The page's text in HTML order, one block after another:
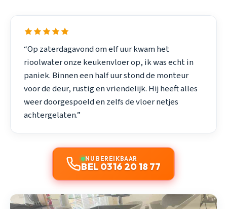
“Op zaterdagavond om elf uur kwam het
rioolwater onze keukenvloer op, ik was echt in
paniek. Binnen een half uur stond de monteur
voor de deur, rustig en vriendelijk. Hij heeft alles
weer doorgespoeld en zelfs de vloer netjes
achtergelaten.”
NU BEREIKBAAR
BEL 0316 20 18 77